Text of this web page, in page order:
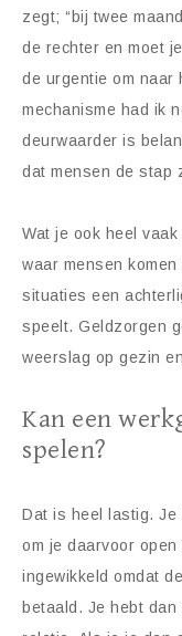
zegt; “bij twee
de rechter en moet
de urgentie om naar
mechanisme had ik
deurwaarder is
dat mensen de stap
Wat je ook heel
waar mensen
situaties een
speelt. Geldzorgen
weerslag op gezin
Kan een
spelen?
Dat is heel lastig. Je
om je daarvoor
ingewikkeld omdat
betaald. Je hebt